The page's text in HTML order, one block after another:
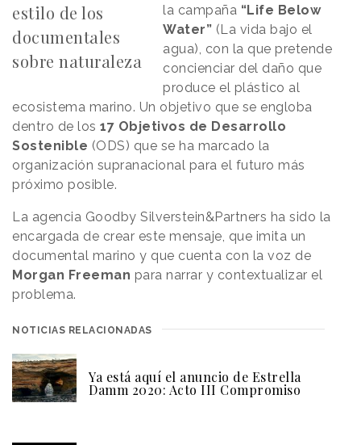
estilo de los
documentales
sobre naturaleza
la campaña “Life Below
Water” (La vida bajo el
agua), con la que pretende
concienciar del daño que
produce el plástico al
ecosistema marino. Un objetivo que se engloba
dentro de los 17 Objetivos de Desarrollo
Sostenible (ODS) que se ha marcado la
organización supranacional para el futuro más
próximo posible.
La agencia Goodby Silverstein&Partners ha sido la
encargada de crear este mensaje, que imita un
documental marino y que cuenta con la voz de
Morgan Freeman para narrar y contextualizar el
problema.
NOTICIAS RELACIONADAS
Ya está aquí el anuncio de Estrella
Damm 2020: Acto III Compromiso